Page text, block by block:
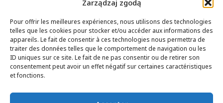
Zarządzaj zgodą
Pour offrir les meilleures expériences, nous utilisons des technologies
telles que les cookies pour stocker et/ou accéder aux informations des
appareils. Le fait de consentir à ces technologies nous permettra de
traiter des données telles que le comportement de navigation ou les
ID uniques sur ce site. Le fait de ne pas consentir ou de retirer son
consentement peut avoir un effet négatif sur certaines caractéristiques
et fonctions.